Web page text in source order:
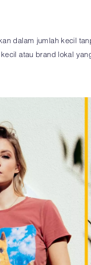
dalam jumlah kecil
atau brand lokal